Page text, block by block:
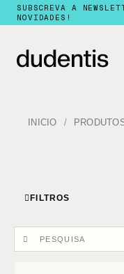
SUBSCREVA A
NOVIDADES!
INICIO
FILTROS